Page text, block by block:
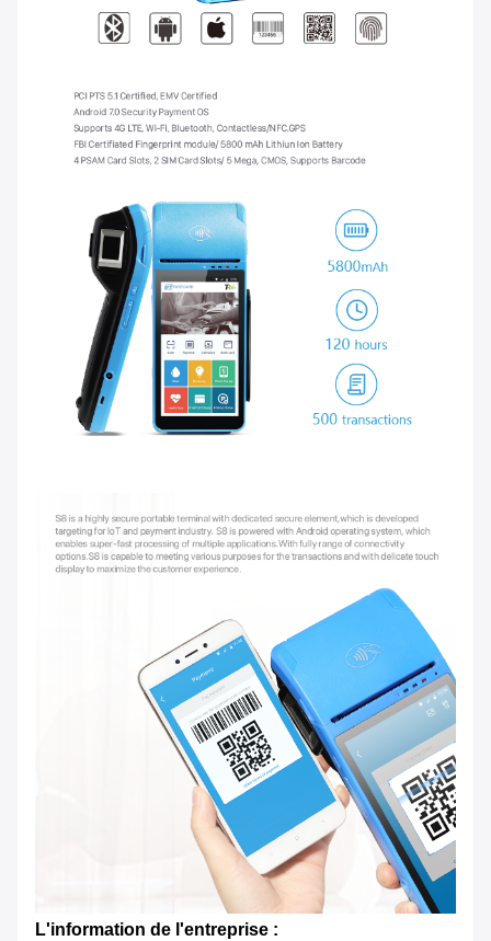
L'information de l'entreprise :